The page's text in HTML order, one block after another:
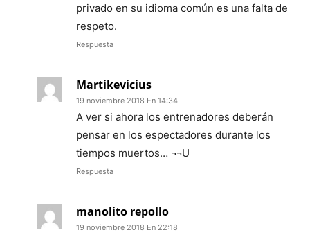
privado en su idioma común es una falta de
respeto.
Respuesta
Martikevicius
19 noviembre 2018 En 14:34
A ver si ahora los entrenadores deberán
pensar en los espectadores durante los
tiempos muertos… ¬¬U
Respuesta
manolito repollo
19 noviembre 2018 En 22:18